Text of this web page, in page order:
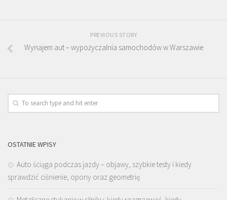
PREVIOUS STORY
Wynajem aut – wypożyczalnia samochodów w Warszawie
OSTATNIE WPISY
Auto ściąga podczas jazdy – objawy, szybkie testy i kiedy
sprawdzić ciśnienie, opony oraz geometrię